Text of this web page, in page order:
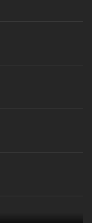
ระทำของตัวเอง
องฆาตกรและความ